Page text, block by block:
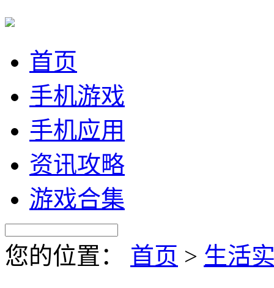
首页
手机游戏
手机应用
资讯攻略
游戏合集
您的位置： 首页 > 生活